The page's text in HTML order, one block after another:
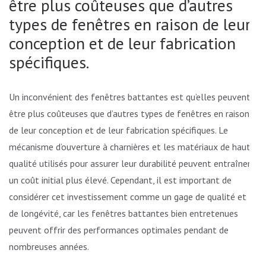
être plus coûteuses que d’autres
types de fenêtres en raison de leur
conception et de leur fabrication
spécifiques.
Un inconvénient des fenêtres battantes est qu’elles peuvent
être plus coûteuses que d’autres types de fenêtres en raison
de leur conception et de leur fabrication spécifiques. Le
mécanisme d’ouverture à charnières et les matériaux de haute
qualité utilisés pour assurer leur durabilité peuvent entraîner
un coût initial plus élevé. Cependant, il est important de
considérer cet investissement comme un gage de qualité et
de longévité, car les fenêtres battantes bien entretenues
peuvent offrir des performances optimales pendant de
nombreuses années.